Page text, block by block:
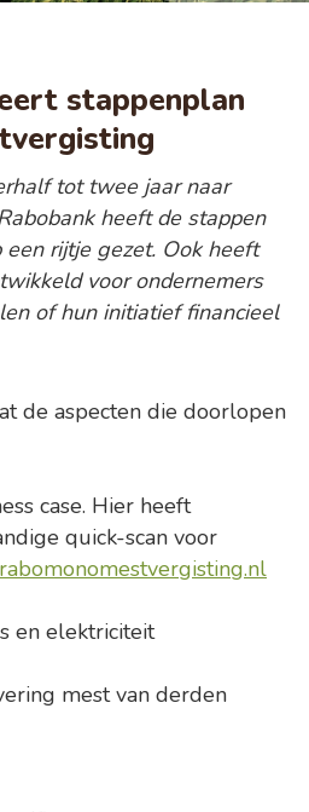
stappenplan
tot twee jaar naar
heeft de stappen
rijtje gezet. Ook heeft
voor ondernemers
of hun initiatief financieel
de aspecten die doorlopen
case. Hier heeft
quick-scan voor
en elektriciteit
mest van derden